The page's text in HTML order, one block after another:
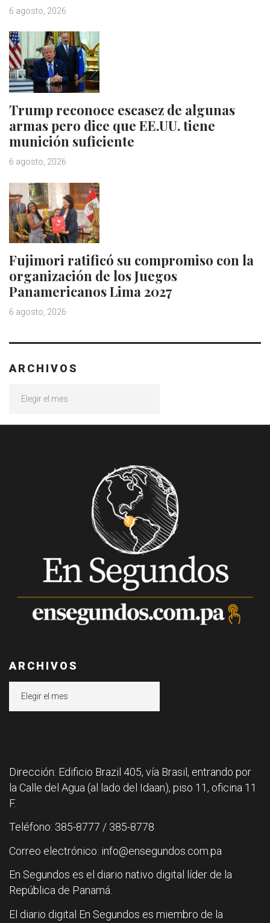
6 agosto, 2026
Trump reconoce escasez de algunas
armas pero dice que EE.UU. tiene
munición suficiente
6 agosto, 2026
Fujimori ratificó su compromiso con la
organización de los Juegos
Panamericanos Lima 2027
6 agosto, 2026
ARCHIVOS
ARCHIVOS
Dirección: Edificio Brazil 405, vía Brasil, entrando por
la Calle del Agua (al lado del Idaan), piso 11, oficina 11
F.
Teléfono: 385-8777 / 385-8778
Correo electrónico: info@ensegundos.com.pa
En Segundos es el diario nativo digital líder de la
República de Panamá.
El diario digital En Segundos es miembro de la